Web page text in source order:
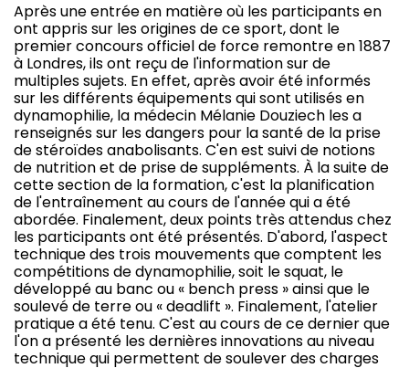
Après une entrée en matière où les participants en
ont appris sur les origines de ce sport, dont le
premier concours officiel de force remontre en 1887
à Londres, ils ont reçu de l'information sur de
multiples sujets. En effet, après avoir été informés
sur les différents équipements qui sont utilisés en
dynamophilie, la médecin Mélanie Douziech les a
renseignés sur les dangers pour la santé de la prise
de stéroïdes anabolisants. C'en est suivi de notions
de nutrition et de prise de suppléments. À la suite de
cette section de la formation, c'est la planification
de l'entraînement au cours de l'année qui a été
abordée. Finalement, deux points très attendus chez
les participants ont été présentés. D'abord, l'aspect
technique des trois mouvements que comptent les
compétitions de dynamophilie, soit le squat, le
développé au banc ou « bench press » ainsi que le
soulevé de terre ou « deadlift ». Finalement, l'atelier
pratique a été tenu. C'est au cours de ce dernier que
l'on a présenté les dernières innovations au niveau
technique qui permettent de soulever des charges